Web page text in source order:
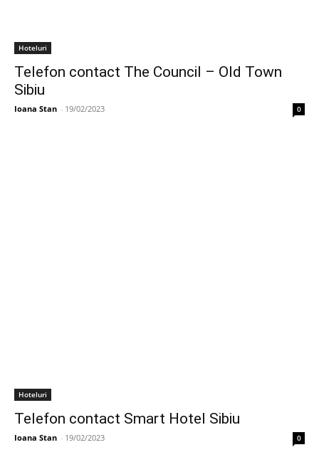
Hoteluri
Telefon contact The Council – Old Town
Sibiu
Ioana Stan - 19/02/2023 0
Hoteluri
Telefon contact Smart Hotel Sibiu
Ioana Stan - 19/02/2023 0